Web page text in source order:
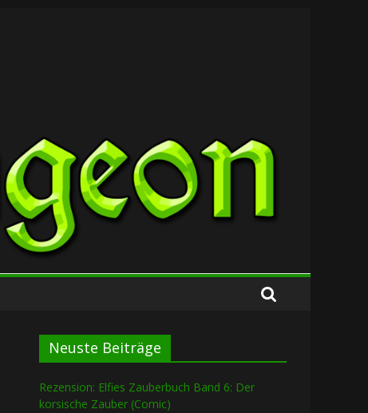
Neuste Beiträge
Rezension: Elfies Zauberbuch Band 6: Der
korsische Zauber (Comic)